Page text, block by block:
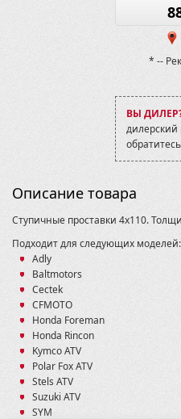
BLADE 600
Baltmotors
Baltmotors-
Baltmotors-
BruteForce
BruteForce
CECTEK
CF500-2А
CF500-А
CFORCE 400L
CFORCE 600
CFORCE 600
CFORCE
* --
ВЫ
Описание товара
Ступичные проставки 4х110.
Подходит для следующих моделей:
Adly
Baltmotors
Cectek
CFMOTO
Honda Foreman
Honda Rincon
Kymco ATV
Polar Fox ATV
Stels ATV
Suzuki ATV
SYM